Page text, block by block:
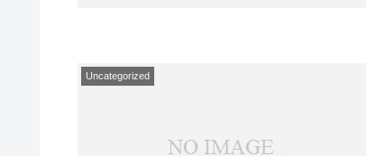
Uncategorized